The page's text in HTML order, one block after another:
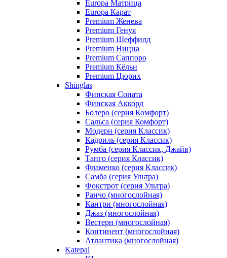
Europa Матрица
Europa Карат
Premium Женева
Premium Генуя
Premium Шеффилд
Premium Ницца
Premium Саппоро
Premium Кёльн
Premium Цюрих
Shinglas
Финская Соната
Финская Аккорд
Болеро (серия Комфорт)
Сальса (серия Комфорт)
Модерн (серия Классик)
Кадриль (серия Классик)
Румба (серия Классик, Джайв)
Танго (серия Классик)
Фламенко (серия Классик)
Самба (серия Ультра)
Фокстрот (серия Ультра)
Ранчо (многослойная)
Кантри (многослойная)
Джаз (многослойная)
Вестерн (многослойная)
Континент (многослойная)
Атлантика (многослойная)
Katepal